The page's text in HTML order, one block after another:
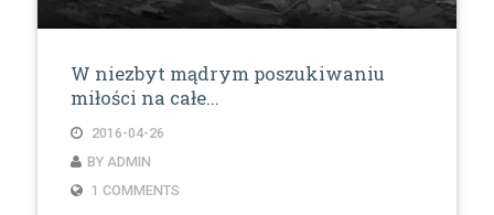
W niezbyt mądrym poszukiwaniu
miłości na całe...
2016-04-26
BY ADMIN
1 COMMENTS